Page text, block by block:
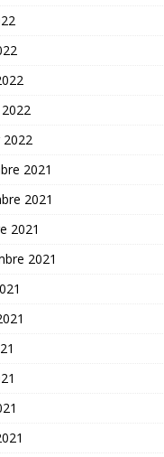
2022
2021
2021
2021
2021